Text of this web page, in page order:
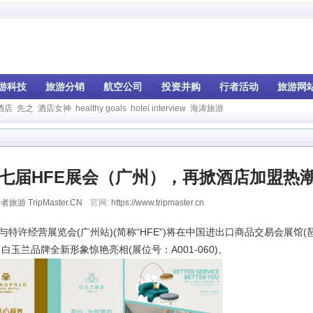
科技 旅游分销 航空公司 投资并购 行者活动 旅游网
店 先之 酒店女神 healthy goals hotel interview 海涛旅游
届HFE展会（广州），再掀酒店加盟热
旅游 TripMaster.CN 官网: https://www.tripmaster.cn
经营展览会(广州站)(简称“HFE”)将在中国进出口商品交易会展馆(
玉兰品牌全新形象惊艳亮相(展位号：A001-060)。